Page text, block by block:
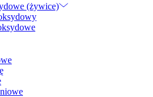
(żywice)